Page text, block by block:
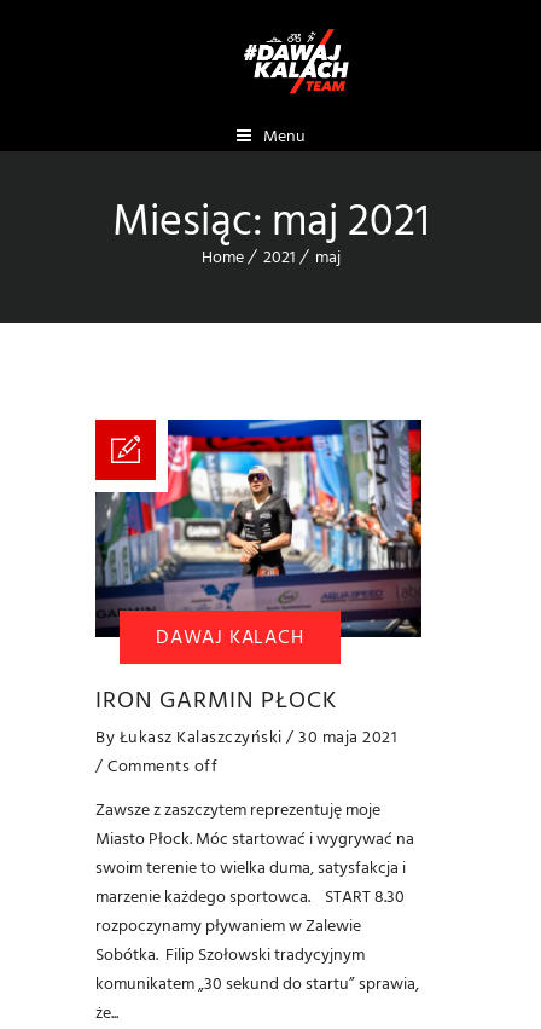
Menu
Miesiąc:maj 2021
Home 2021 maj
DAWAJ KALACH
IRON GARMIN PŁOCK
ByŁukasz Kalaszczyński/ 30 maja 2021
/Comments off
Zawsze z zaszczytem reprezentuję moje
Miasto Płock. Móc startować i wygrywać na
swoim terenie to wielka duma, satysfakcja i
marzenie każdego sportowca. START 8.30
rozpoczynamy pływaniem w Zalewie
Sobótka. Filip Szołowski tradycyjnym
komunikatem „30 sekund do startu” sprawia,
że...